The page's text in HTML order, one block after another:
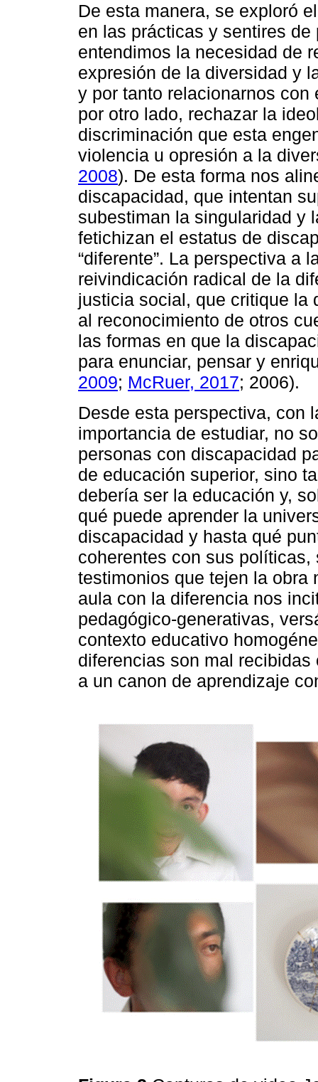
De esta manera, se exploró
en las prácticas y sentires
entendimos la necesidad de
expresión de la diversidad y
y por tanto relacionarnos
por otro lado, rechazar la
discriminación que esta
violencia u opresión a la
2008). De esta forma nos
discapacidad, que intentan
subestiman la singularidad y
fetichizan el estatus de
“diferente”. La perspectiva a
reivindicación radical de la
justicia social, que critique la
al reconocimiento de otros
las formas en que la
para enunciar, pensar y
2009; McRuer, 2017; 2006).
Desde esta perspectiva, con
importancia de estudiar, no
personas con discapacidad
de educación superior, sino
debería ser la educación y,
qué puede aprender la
discapacidad y hasta qué
coherentes con sus
testimonios que tejen la obra
aula con la diferencia nos
pedagógico-generativas,
contexto educativo
diferencias son mal
a un canon de aprendizaje